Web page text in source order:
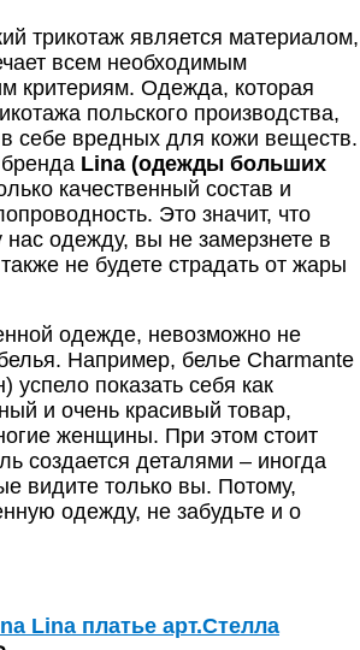
трикотаж является материалом,
всем необходимым
критериям. Одежда, которая
польского производства,
себе вредных для кожи веществ.
Lina (одежды больших
качественный состав и
Это значит, что
нас одежду, вы не замерзнете в
не будете страдать от жары
одежде, невозможно не
Например, белье Сharmante
успело показать себя как
и очень красивый товар,
женщины. При этом стоит
создается деталями – иногда
видите только вы. Потому,
одежду, не забудьте и о
Lina платье арт.Стелла